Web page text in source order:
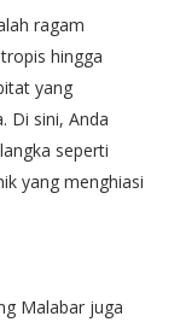
ragam
hingga
yang
Di sini, Anda
seperti
yang menghiasi
Malabar juga